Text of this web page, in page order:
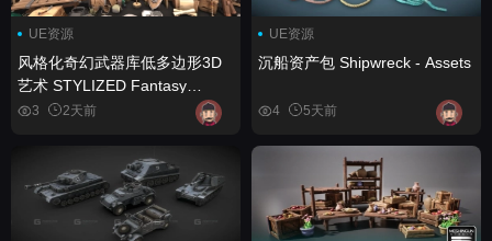
UE资源
风格化奇幻武器库低多边形3D
艺术 STYLIZED Fantasy
Armory - Low Poly 3D Art
3 2天前
UE资源
沉船资产包 Shipwreck - Assets
4 5天前